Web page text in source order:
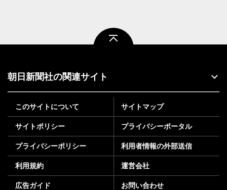
朝日新聞社の関連サイト
このサイトについて サイトマップ
サイトポリシー プライバシーポータル
プライバシーポリシー 利用者情報の外部送信
利用規約 運営会社
広告ガイド お問い合わせ